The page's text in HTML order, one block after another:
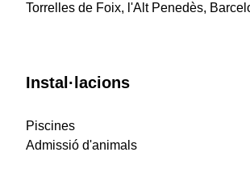
Torrelles de Foix, l'Alt Penedès,
Instal·lacions
Piscines
Admissió d'animals